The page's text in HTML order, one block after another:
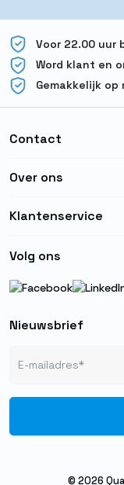
Voor 22.00 uur
Word klant en
Gemakkelijk
Contact
Over ons
Klantenservice
Volg ons
Nieuwsbrief
© 2026